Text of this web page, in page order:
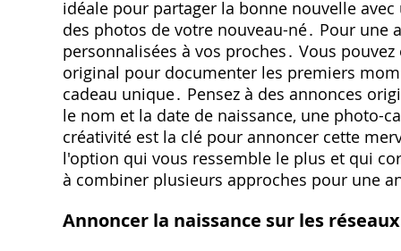
idéale pour partager la bonne nouvelle
des photos de votre nouveau-né․ Pour une
personnalisées à vos proches․ Vous
original pour documenter les premiers
cadeau unique․ Pensez à des annonces
le nom et la date de naissance, une photo-
créativité est la clé pour annoncer cette
l'option qui vous ressemble le plus et qui
à combiner plusieurs approches pour une
Annoncer la naissance sur les